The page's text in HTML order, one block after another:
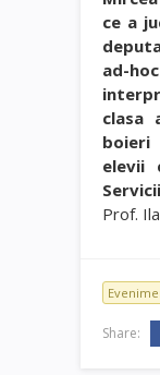
ce a
ad-
clasa
elevii
Prof.
Share: